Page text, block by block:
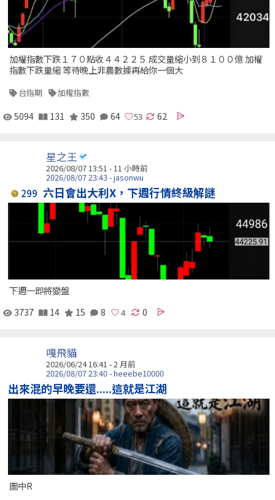
加權指數下跌１７０點收４４２２５ 成交量縮小到８１００億 加權
指數下跌量縮 等待晚上非農數據再給你一個大
台指期 加權指數
5094 131 350 64 62
星之王
2026/08/07 13:51 -11 小時前
2026/08/07 23:43 - jasonwu
299 六日會出大利X，下週行情終級解謎
下週一即將變盤
3737
14 15 8 0
嘎飛貓
2026/06/24 16:41 - 2 月前
2026/08/07 23:40 - heeebe10000
出來混的早晚要還.....這就是江湖
圖中R